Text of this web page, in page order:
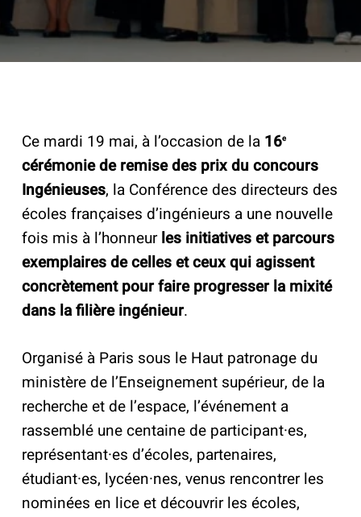
Ce mardi 19 mai, à l’occasion de la 16e
cérémonie de remise des prix du concours
Ingénieuses, la Conférence des directeurs des
écoles françaises d’ingénieurs a une nouvelle
fois mis à l’honneurles initiatives et parcours
exemplaires de celles et ceux qui agissent
concrètement pour faire progresser la mixité
dans la filière ingénieur.
Organisé à Paris sous le Haut patronage du
ministère de l’Enseignement supérieur, de la
recherche et de l’espace, l’événement a
rassemblé une centaine de participant·es,
représentant·es d’écoles, partenaires,
étudiant·es, lycéen·nes, venus rencontrer les
nominées en lice et découvrir les écoles,